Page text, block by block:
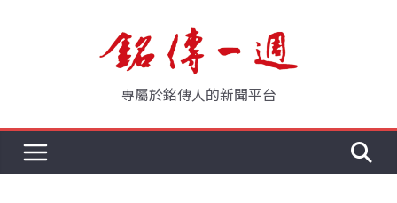
專屬於銘傳人的新聞平台